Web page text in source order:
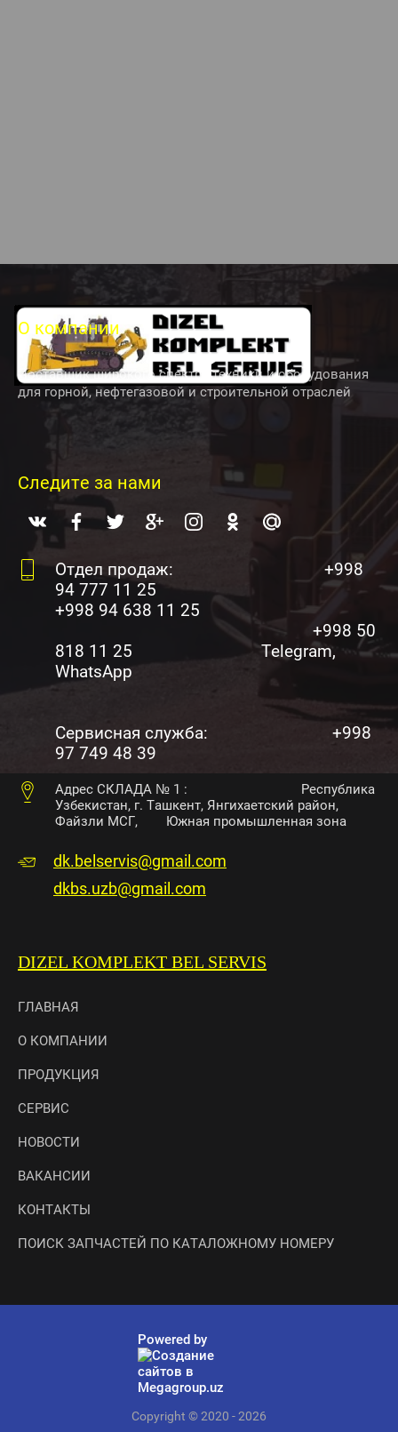
Следите за нами
О компании
Поставщик широкого спектра техники и оборудования
для горной, нефтегазовой и строительной отраслей
DIZEL KOMPLEKT BEL SERVIS
ГЛАВНАЯ
О КОМПАНИИ
ПРОДУКЦИЯ
СЕРВИС
НОВОСТИ
ВАКАНСИИ
КОНТАКТЫ
ПОИСК ЗАПЧАСТЕЙ ПО КАТАЛОЖНОМУ НОМЕРУ
dk.belservis@gmail.com
dkbs.uzb@gmail.com
Адрес СКЛАДА № 1 : Республика
Узбекистан, г. Ташкент, Янгихаетский район,
Файзли МСГ, Южная промышленная зона
Отдел продаж: +998
94 777 11 25
+998 94 638 11 25
+998 50
818 11 25 Telegram,
WhatsApp
Сервисная служба: +998
97 749 48 39
Copyright © 2020 - 2026
Powered by